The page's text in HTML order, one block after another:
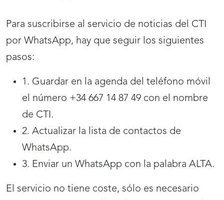
Para suscribirse al servicio de noticias del CTI
por WhatsApp, hay que seguir los siguientes
pasos:
1. Guardar en la agenda del teléfono móvil
el número +34 667 14 87 49 con el nombre
de CTI.
2. Actualizar la lista de contactos de
WhatsApp.
3. Enviar un WhatsApp con la palabra ALTA.
El servicio no tiene coste, sólo es necesario